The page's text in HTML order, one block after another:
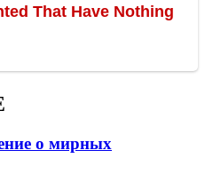
о мирных